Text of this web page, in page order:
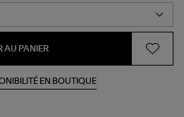
AU PANIER
EN BOUTIQUE